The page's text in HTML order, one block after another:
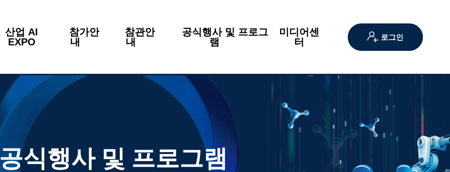
산업 AI
EXPO
참가안
내
참관안
내
공식행사 및 프로그
램
미디어센
터
로그인
공식행사 및 프로그램